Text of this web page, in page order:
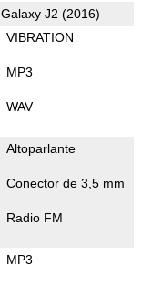
Galaxy J2 (2016)
VIBRATION
MP3
WAV
Altoparlante
Conector de 3,5 mm
Radio FM
MP3